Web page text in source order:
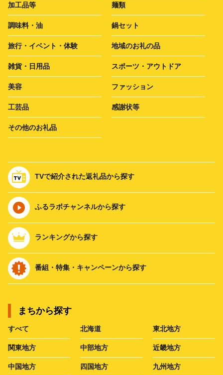
加工品等 麺類
調味料・油 鍋セット
旅行・イベント・体験 地域のお礼の品
雑貨・日用品 スポーツ・アウトドア
美容 ファッション
工芸品 感謝状等
その他のお礼品
TVで紹介された返礼品から探す
ふるラボチャンネルから探す
ランキングから探す
番組・特集・キャンペーンから探す
まちから探す
すべて 北海道 東北地方
関東地方 中部地方 近畿地方
中国地方 四国地方 九州地方